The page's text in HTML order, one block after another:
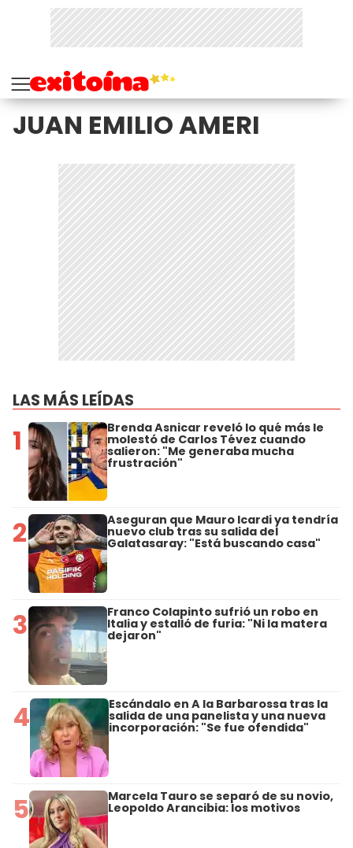
JUAN EMILIO AMERI
LAS MÁS LEÍDAS
1 Brenda Asnicar reveló lo qué más le
molestó de Carlos Tévez cuando
salieron: "Me generaba mucha
frustración"
2 Aseguran que Mauro Icardi ya tendría
nuevo club tras su salida del
Galatasaray: "Está buscando casa"
3 Franco Colapinto sufrió un robo en
Italia y estalló de furia: "Ni la matera
dejaron"
4 Escándalo en A la Barbarossa tras la
salida de una panelista y una nueva
incorporación: "Se fue ofendida"
5 Marcela Tauro se separó de su novio,
Leopoldo Arancibia: los motivos